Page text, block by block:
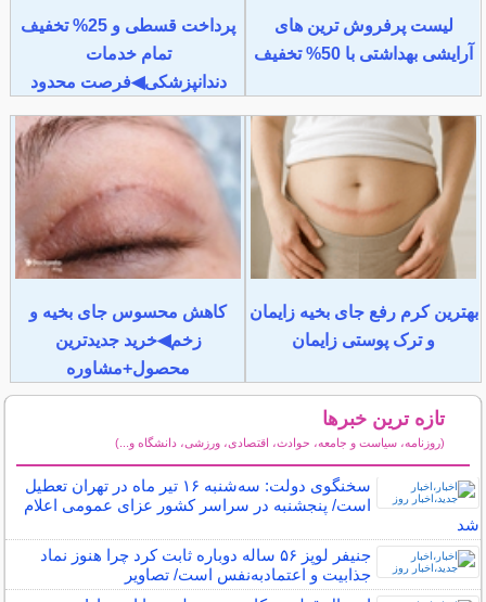
لیست پرفروش ترین های
آرایشی بهداشتی با 50% تخفیف
پرداخت قسطی و 25% تخفیف
تمام خدمات
دندانپزشکی◀فرصت محدود
بهترین کرم رفع جای بخیه زایمان
و ترک پوستی زایمان
کاهش محسوس جای بخیه و
زخم◀خرید جدیدترین
محصول+مشاوره
تازه ترین خبرها
(روزنامه، سیاست و جامعه، حوادث، اقتصادی، ورزشی، دانشگاه و...)
سخنگوی دولت: سه‌شنبه ۱۶ تیر ماه در تهران تعطیل
است/ پنجشنبه در سراسر کشور عزای عمومی اعلام
شد
جنیفر لوپز ۵۶ ساله دوباره ثابت کرد چرا هنوز نماد
جذابیت و اعتمادبه‌نفس است/ تصاویر